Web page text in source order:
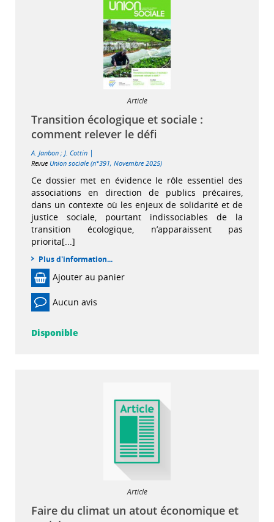
Article
Transition écologique et sociale :
comment relever le défi
A. Janbon ; J. Cottin |
Revue Union sociale (n°391, Novembre 2025)
Ce dossier met en évidence le rôle essentiel des
associations en direction de publics précaires,
dans un contexte où les enjeux de solidarité et de
justice sociale, pourtant indissociables de la
transition écologique, n’apparaissent pas
priorita[...]
Plus d'information...
Ajouter au panier
Aucun avis
Disponible
Article
Faire du climat un atout économique et